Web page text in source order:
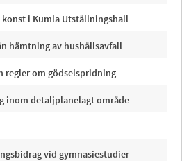
i Kumla Utställningshall
hämtning av hushållsavfall
regler om gödselspridning
inom detaljplanelagt område
vid gymnasiestudier